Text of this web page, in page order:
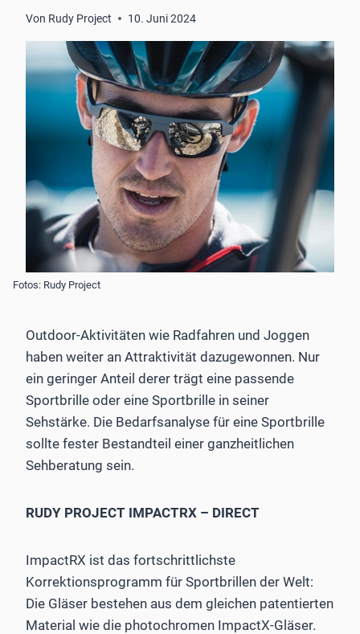
Von Rudy Project 10. Juni 2024
Fotos: Rudy Project
Outdoor-Aktivitäten wie Radfahren und Joggen
haben weiter an Attraktivität dazugewonnen. Nur
ein geringer Anteil derer trägt eine passende
Sportbrille oder eine Sport­brille in seiner
Sehstärke. Die Bedarfsanalyse für eine Sportbrille
sollte fester Bestandteil einer ganzheitlichen
Sehberatung sein.
RUDY PROJECT IMPACTRX – DIRECT
ImpactRX ist das fortschrittlichste
Korrektionsprogramm für Sportbrillen der Welt:
Die Gläser bestehen aus dem gleichen ­patentierten
Material wie die photochromen ImpactX-Gläser.